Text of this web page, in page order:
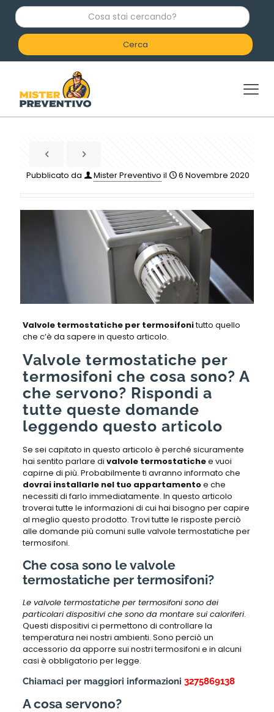
C
o
a
c
e
Pubblicato da Mister Preventivo il 6 Novembre 2020
Valvole termostatiche per termosifonitutto quello
che c’è da sapere in questo articolo.
Valvole termostatiche per
termosifoni che cosa sono? A
che servono? Rispondi a
tutte queste domande
leggendo questo articolo
Se sei capitato in questo articolo è perché sicuramente
hai sentito parlare di valvole termostatichee vuoi
capirne di più. Probabilmente ti avranno informato che
dovrai installarle nel tuo appartamentoe che
necessiti di farlo immediatamente. In questo articolo
troverai tutte le informazioni di cui hai bisogno per capire
al meglio questo prodotto. Trovi tutte le risposte perciò
alle domande più comuni sulle valvole termostatiche per
termosifoni.
Che cosa sono le valvole
termostatiche per termosifoni?
Le valvole termostatiche per termosifoni sono dei
particolari dispositivi che sono da montare sui caloriferi.
Questi dispositivi ci permettono di controllare la
temperatura nei nostri ambienti. Sono perciò un
accessorio da apporre sui nostri termosifoni e in alcuni
casi è obbligatorio per legge.
Chiamaci per maggiori informazioni 3275869138
A cosa servono?